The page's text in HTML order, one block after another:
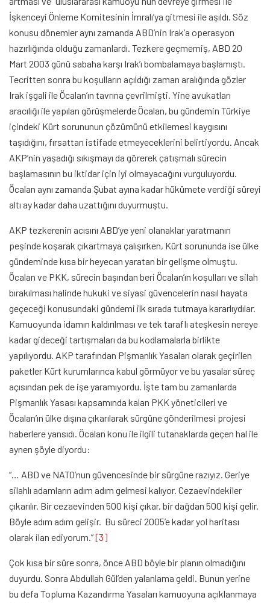
İşkenceyi Önleme Komitesinin İmralı’ya gitmesi ile aşıldı. Söz
konusu dönemler aynı zamanda ABD’nin Irak’a operasyon
hazırlığında olduğu zamanlardı. Tezkere geçmemiş, ABD 20
Mart 2003 günü sabaha karşı Irak’ı bombalamaya başlamıştı.
Tecritten sonra bu koşulların açıldığı zaman aralığında gözler
Irak işgali ile Öcalan’ın tavrına çevrilmişti. Yine avukatları
aracılığı ile yapılan görüşmelerde Öcalan, bu gündemin Türkiye
içindeki Kürt sorununun çözümünü etkilemesi kaygısını
taşıdığını, fırsattan istifade etmeyeceklerini belirtiyordu. Ancak
AKP’nin yaşadığı sıkışmayı da görerek çatışmalı sürecin
başlamasının bu iktidar için iyi olmayacağını vurguluyordu.
Öcalan aynı zamanda Şubat ayına kadar hükümete verdiği süreyi
altı ay kadar daha uzattığını duyurmuştu.
AKP tezkerenin acısını ABD’ye yeni olanaklar yaratmanın
peşinde koşarak çıkartmaya çalışırken, Kürt sorununda ise ülke
gündeminde kısa bir heyecan yaratan bir gelişme olmuştu.
Öcalan ve PKK, sürecin başından beri Öcalan’ın koşulları ve silah
bırakılması halinde hukuki ve siyasi güvencelerin nasıl hayata
geçeceği konusundaki gündemi ilk sırada tutmaya kararlıydılar.
Kamuoyunda idamın kaldırılması ve tek taraflı ateşkesin nereye
kadar gideceği tartışmaları da bu kodlamalarla birlikte
yapılıyordu. AKP tarafından Pişmanlık Yasaları olarak geçirilen
paketler Kürt kurumlarınca kabul görmüyor ve bu yasalar süreç
açısından pek de işe yaramıyordu. İşte tam bu zamanlarda
Pişmanlık Yasası kapsamında kalan PKK yöneticileri ve
Öcalan’ın ülke dışına çıkarılarak sürgüne gönderilmesi projesi
haberlere yansıdı. Öcalan konu ile ilgili tutanaklarda geçen hal ile
aynen şöyle diyordu:
“… ABD ve NATO’nun güvencesinde bir sürgüne razıyız. Geriye
silahlı adamların adım adım gelmesi kalıyor. Cezaevindekiler
çıkarılır. Bir cezaevinden 500 kişi çıkar, bir dağdan 500 kişi gelir.
Böyle adım adım gelişir. Bu süreci 2005’e kadar yol haritası
olarak ilan ediyorum.”[3]
Çok kısa bir süre sonra, önce ABD böyle bir planın olmadığını
duyurdu. Sonra Abdullah Gül’den yalanlama geldi. Bunun yerine
bu defa Topluma Kazandırma Yasaları kamuoyuna açıklanmaya